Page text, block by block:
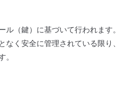
ル（鍵）に基づいて行われます。
なく安全に管理されている限り、